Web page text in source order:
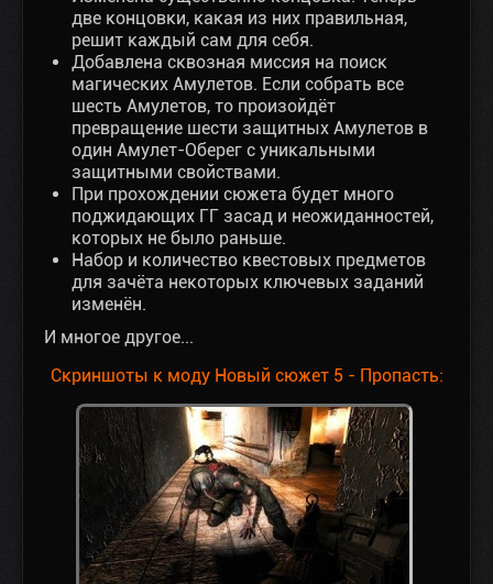
две концовки, какая из них правильная,
решит каждый сам для себя.
Добавлена сквозная миссия на поиск
магических Амулетов. Если собрать все
шесть Амулетов, то произойдёт
превращение шести защитных Амулетов в
один Амулет-Оберег с уникальными
защитными свойствами.
При прохождении сюжета будет много
поджидающих ГГ засад и неожиданностей,
которых не было раньше.
Набор и количество квестовых предметов
для зачёта некоторых ключевых заданий
изменён.
И многое другое...
Скриншоты к моду Новый сюжет 5 - Пропасть: